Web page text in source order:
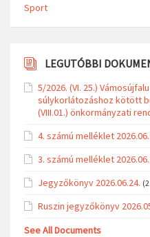
Sport
LEGUTÓBBI
5/2026. (VI. 25.)
súlykorlátozáshoz kötött
(VIII.01.) önkormányzati
4. számú melléklet
3. számú melléklet
Jegyzőkönyv 2026.06.24.
Ruszin jegyzőkönyv
See All Documents